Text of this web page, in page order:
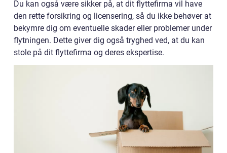
Du kan også være sikker på, at dit flyttefirma vil have
den rette forsikring og licensering, så du ikke behøver at
bekymre dig om eventuelle skader eller problemer under
flytningen. Dette giver dig også tryghed ved, at du kan
stole på dit flyttefirma og deres ekspertise.